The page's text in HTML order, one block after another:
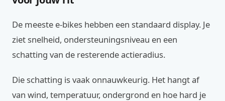
De meeste e-bikes hebben een standaard display. Je
ziet snelheid, ondersteuningsniveau en een
schatting van de resterende actieradius.
Die schatting is vaak onnauwkeurig. Het hangt af
van wind, temperatuur, ondergrond en hoe hard je